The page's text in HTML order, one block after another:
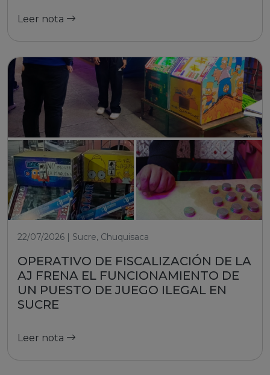
Leer nota
22/07/2026 | Sucre, Chuquisaca
OPERATIVO DE FISCALIZACIÓN DE LA
AJ FRENA EL FUNCIONAMIENTO DE
UN PUESTO DE JUEGO ILEGAL EN
SUCRE
Leer nota